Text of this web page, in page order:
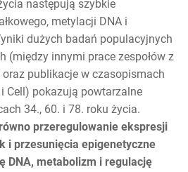
następują szybkie
metylacji DNA i
dużych badań populacyjnych
(między innymi prace zespołów z
publikacje w czasopismach
Cell) pokazują powtarzalne
34., 60. i 78. roku życia.
przeregulowanie ekspresji
i przesunięcia epigenetyczne
DNA, metabolizm i regulację